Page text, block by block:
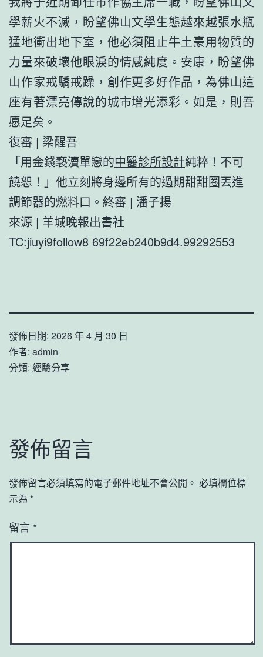
學薪火不滅，盼望佛山文學生態越來越張水瓶
猛地衝出地下室，他必須阻止牛土豪用物質的
力量來破壞他眼淚的情感純度。安康，盼望佛
山作家戒驕戒躁，創作更多好作品，為佛山這
座有著漂亮傳說的城市增光添彩。如是，則吾
愿足矣。
復審 | 梁醒吾
「用金錢褻瀆單戀的中醫診所設計純粹！不可
饒恕！」他立刻將身邊所有的過期甜甜圈丟進
調節器的燃料口。終審 | 潘子揚
來源 | 羊城晚報出書社
TC:jiuyi9follow8 69f22eb240b9d4.99292553
發佈日期: 2026 年 4 月 30 日
作者: admin
分類: 經驗分享
發佈留言
發佈留言必須填寫的電子郵件地址不會公開。 必填欄位標
示為 *
留言 *